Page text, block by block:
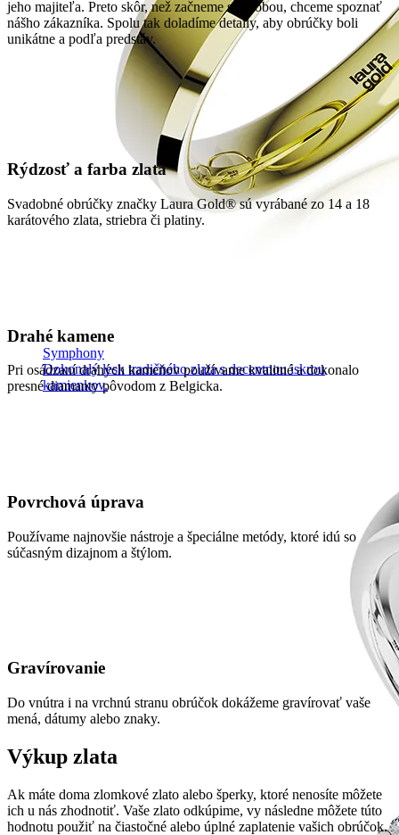
Symphony
Dokonalý lesk tradičného zlata s decentnou iskrou
kamienkov.
jeho majiteľa. Preto skôr, než začneme s výrobou, chceme spoznať
nášho zákazníka. Spolu tak doladíme detaily, aby obrúčky boli
unikátne a podľa predstáv.
Rýdzosť a farba zlata
Svadobné obrúčky značky Laura Gold® sú vyrábané zo 14 a 18
karátového zlata, striebra či platiny.
Drahé kamene
Pri osádzaní drahých kameňov používame kvalitné a dokonalo
presné diamanty pôvodom z Belgicka.
Povrchová úprava
Používame najnovšie nástroje a špeciálne metódy, ktoré idú so
súčasným dizajnom a štýlom.
Gravírovanie
Do vnútra i na vrchnú stranu obrúčok dokážeme gravírovať vaše
mená, dátumy alebo znaky.
Výkup zlata
Ak máte doma zlomkové zlato alebo šperky, ktoré nenosíte môžete
ich u nás zhodnotiť. Vaše zlato odkúpime, vy následne môžete túto
hodnotu použiť na čiastočné alebo úplné zaplatenie vašich obrúčok.